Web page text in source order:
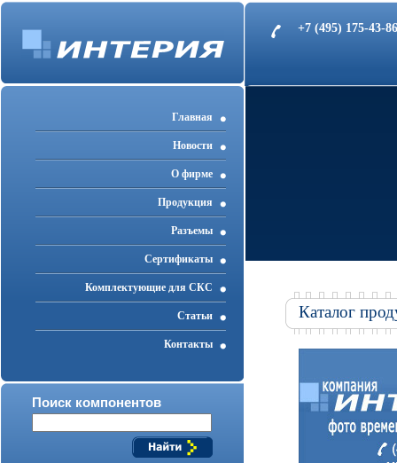
+7 (495) 175-43-
Главная
Новости
О фирме
Продукция
Разъемы
Cертификаты
Комплектующие для СКС
Статьи
Контакты
Поиск компонентов
Каталог